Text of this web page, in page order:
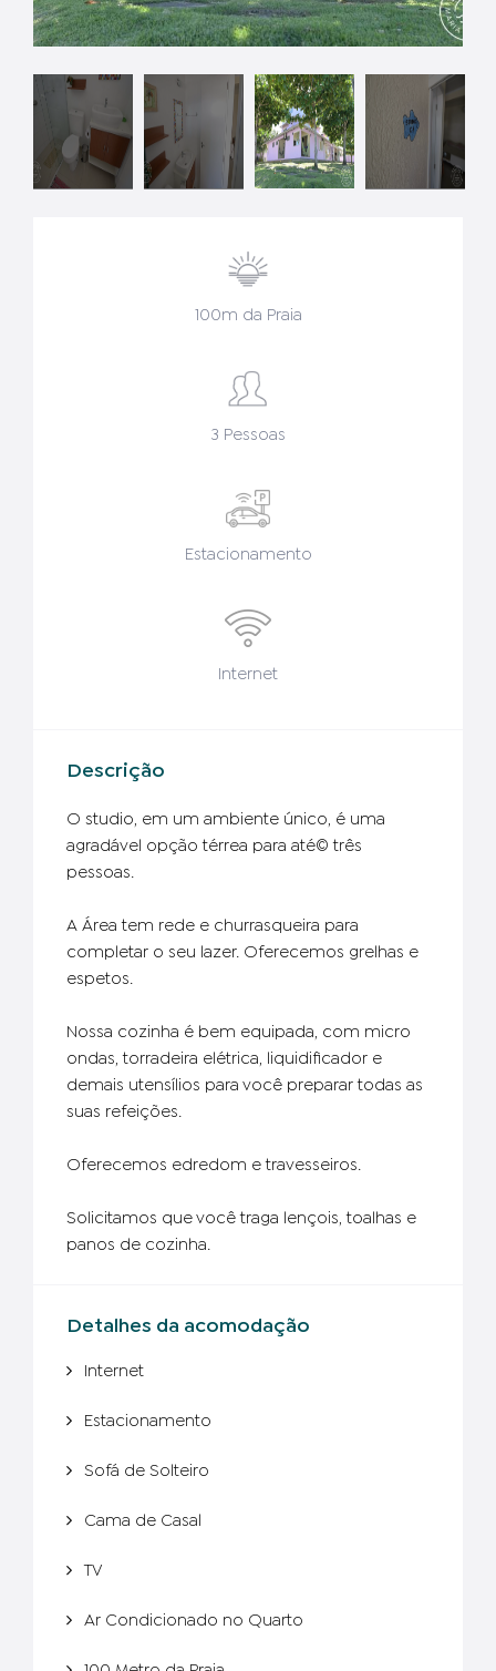
100m da Praia
3 Pessoas
Estacionamento
Internet
Descrição
O studio, em um ambiente único, é uma
agradável opção térrea para até© três
pessoas.
A Área tem rede e churrasqueira para
completar o seu lazer. Oferecemos grelhas e
espetos.
Nossa cozinha é bem equipada, com micro
ondas, torradeira elétrica, liquidificador e
demais utensílios para você preparar todas as
suas refeições.
Oferecemos edredom e travesseiros.
Solicitamos que você traga lençois, toalhas e
panos de cozinha.
Detalhes da acomodação
Internet
Estacionamento
Sofá de Solteiro
Cama de Casal
TV
Ar Condicionado no Quarto